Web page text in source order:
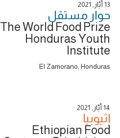
13 أَيَّار, 2021
حوار ‎مستقل
The World Food Prize
Honduras Youth
Institute
El Zamorano, Honduras
14 أَيَّار, 2021
إثيوبيا
Ethiopian Food